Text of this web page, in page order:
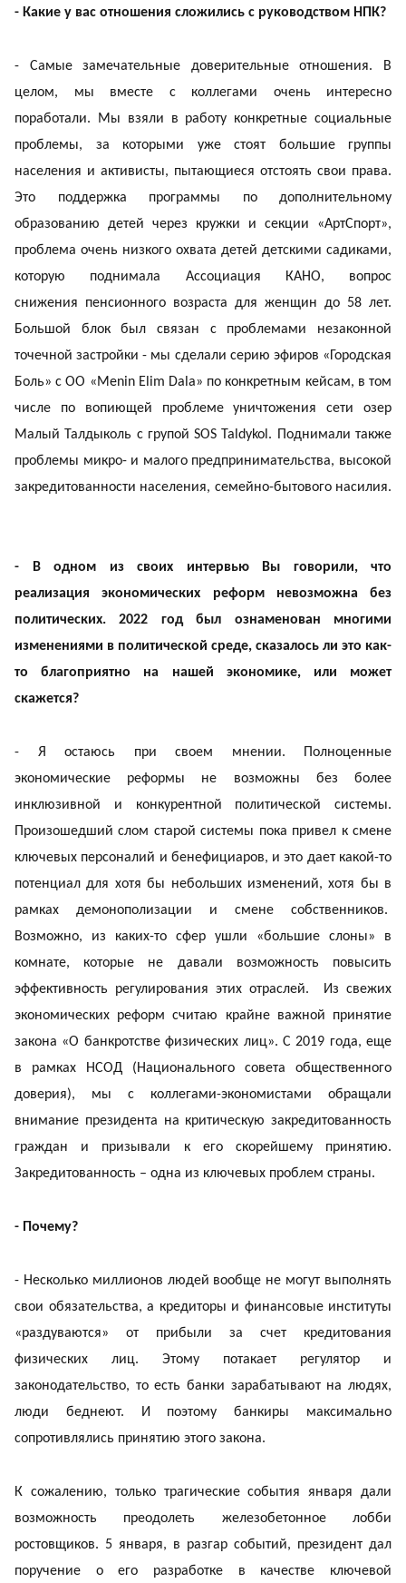
- Какие у вас отношения сложились с руководством НПК?
- Самые замечательные доверительные отношения. В
целом, мы вместе с коллегами очень интересно
поработали. Мы взяли в работу конкретные социальные
проблемы, за которыми уже стоят большие группы
населения и активисты, пытающиеся отстоять свои права.
Это поддержка программы по дополнительному
образованию детей через кружки и секции «АртСпорт»,
проблема очень низкого охвата детей детскими садиками,
которую поднимала Ассоциация КАНО, вопрос
снижения пенсионного возраста для женщин до 58 лет.
Большой блок был связан с проблемами незаконной
точечной застройки - мы сделали серию эфиров «Городская
Боль» с ОО «Menin Elim Dala» по конкретным кейсам, в том
числе по вопиющей проблеме уничтожения сети озер
Малый Талдыколь с групой SOS Taldykol. Поднимали также
проблемы микро- и малого предпринимательства, высокой
закредитованности населения, семейно-бытового насилия.
- В одном из своих интервью Вы говорили, что
реализация экономических реформ невозможна без
политических. 2022 год был ознаменован многими
изменениями в политической среде, сказалось ли это как-
то благоприятно на нашей экономике, или может
скажется?
- Я остаюсь при своем мнении. Полноценные
экономические реформы не возможны без более
инклюзивной и конкурентной политической системы.
Произошедший слом старой системы пока привел к смене
ключевых персоналий и бенефициаров, и это дает какой-то
потенциал для хотя бы небольших изменений, хотя бы в
рамках демонополизации и смене собственников.
Возможно, из каких-то сфер ушли «большие слоны» в
комнате, которые не давали возможность повысить
эффективность регулирования этих отраслей. Из свежих
экономических реформ считаю крайне важной принятие
закона «О банкротстве физических лиц». С 2019 года, еще
в рамках НСОД (Национального совета общественного
доверия), мы с коллегами-экономистами обращали
внимание президента на критическую закредитованность
граждан и призывали к его скорейшему принятию.
Закредитованность – одна из ключевых проблем страны.
- Почему?
- Несколько миллионов людей вообще не могут выполнять
свои обязательства, а кредиторы и финансовые институты
«раздуваются» от прибыли за счет кредитования
физических лиц. Этому потакает регулятор и
законодательство, то есть банки зарабатывают на людях,
люди беднеют. И поэтому банкиры максимально
сопротивлялись принятию этого закона.
К сожалению, только трагические события января дали
возможность преодолеть железобетонное лобби
ростовщиков. 5 января, в разгар событий, президент дал
поручение о его разработке в качестве ключевой